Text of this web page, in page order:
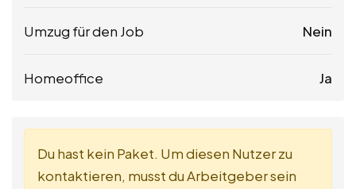
Umzug für den Job Nein
Homeoffice Ja
Du hast kein Paket. Um diesen Nutzer zu
kontaktieren, musst du Arbeitgeber sein